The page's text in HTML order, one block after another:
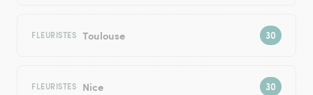
FLEURISTES Toulouse
FLEURISTES Nice